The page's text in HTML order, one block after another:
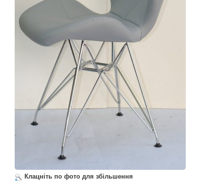
Клацніть по фото для збільшення